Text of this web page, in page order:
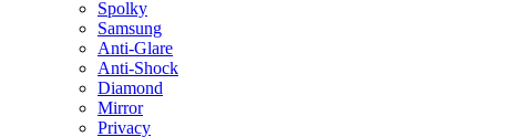
Spolky
Samsung
Anti-Glare
Anti-Shock
Diamond
Mirror
Privacy